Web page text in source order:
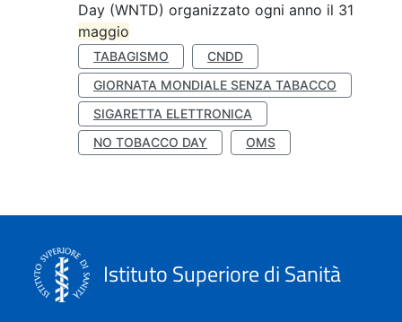
Day (WNTD) organizzato ogni anno il 31
maggio
TABAGISMO
CNDD
GIORNATA MONDIALE SENZA TABACCO
SIGARETTA ELETTRONICA
NO TOBACCO DAY
OMS
Istituto Superiore di Sanità